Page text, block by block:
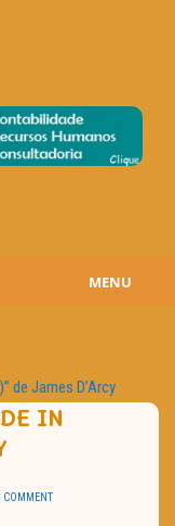
MENU
de James D’Arcy
IN
COMMENT